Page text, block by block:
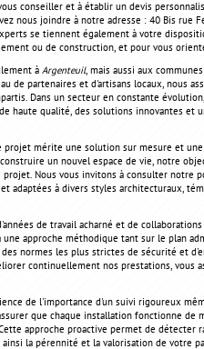
conseiller et à établir un devis
nous joindre à notre adresse : 40 Bis rue
se tiennent également à votre
ou de construction, et pour vous
àArgenteuil, mais aussi aux
de partenaires et d'artisans locaux, nous
Dans un secteur en constante
haute qualité, des solutions innovantes et
projet mérite une solution sur mesure et
un nouvel espace de vie, notre
Nous vous invitons à consulter notre
adaptées à divers styles architecturaux,
de travail acharné et de
une approche méthodique tant sur le plan
normes les plus strictes de sécurité et
continuellement nos prestations, vous
de l'importance d'un suivi rigoureux
que chaque installation fonctionne de
approche proactive permet de détecter
la pérennité et la valorisation de votre